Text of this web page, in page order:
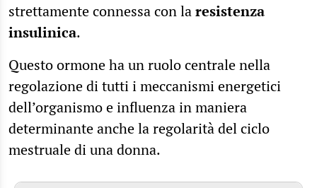
strettamente connessa con laresistenza
insulinica.
Questo ormone ha un ruolo centrale nella
regolazione di tutti i meccanismi energetici
dell’organismo e influenza in maniera
determinante anche la regolarità del ciclo
mestruale di una donna.